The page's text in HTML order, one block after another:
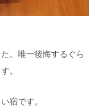
。唯一後悔するぐら
。
宿です。